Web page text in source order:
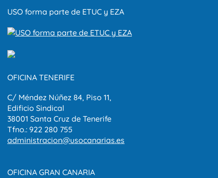
USO forma parte de ETUC y EZA
OFICINA TENERIFE
C/ Méndez Núñez 84, Piso 11,
Edificio Sindical
38001 Santa Cruz de Tenerife
Tfno.: 922 280 755
administracion@usocanarias.es
OFICINA GRAN CANARIA